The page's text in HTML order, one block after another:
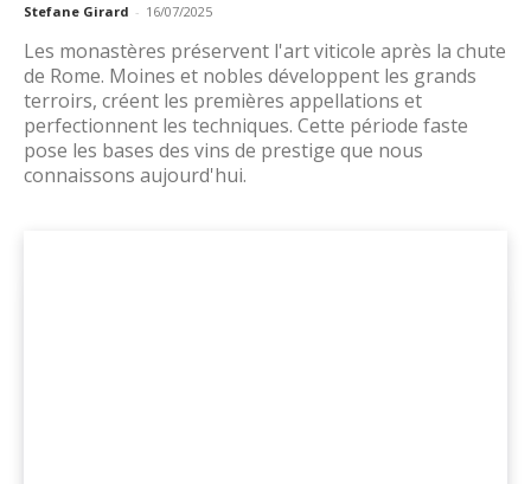
Stefane Girard - 16/07/2025
Les monastères préservent l'art viticole après la chute
de Rome. Moines et nobles développent les grands
terroirs, créent les premières appellations et
perfectionnent les techniques. Cette période faste
pose les bases des vins de prestige que nous
connaissons aujourd'hui.